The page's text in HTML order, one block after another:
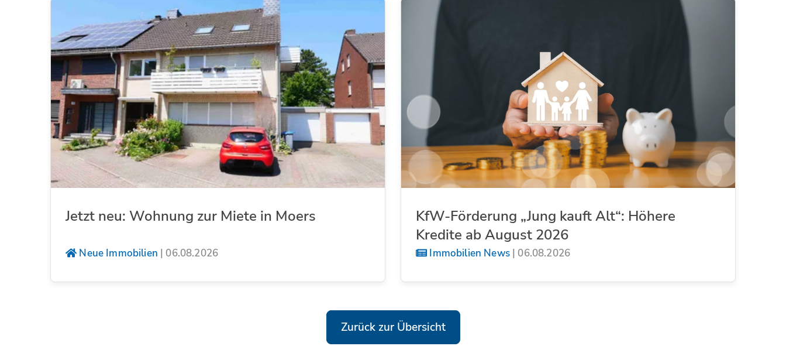
Jetzt neu: Wohnung zur Miete in Moers
Neue Immobilien | 06.08.2026
KfW-Förderung „Jung kauft Alt“: Höhere
Kredite ab August 2026
Immobilien News| 06.08.2026
Zurück zur Übersicht